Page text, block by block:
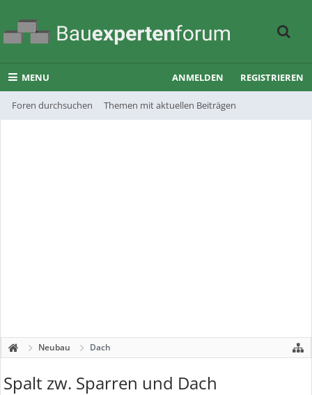
MENU
Foren durchsuchen Themen mit aktuellen Beiträgen
ANMELDEN REGISTRIEREN
Neubau Dach
Spalt zw. Sparren und Dach